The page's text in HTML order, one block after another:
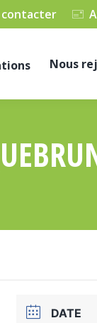
contacter
Nous
DATE